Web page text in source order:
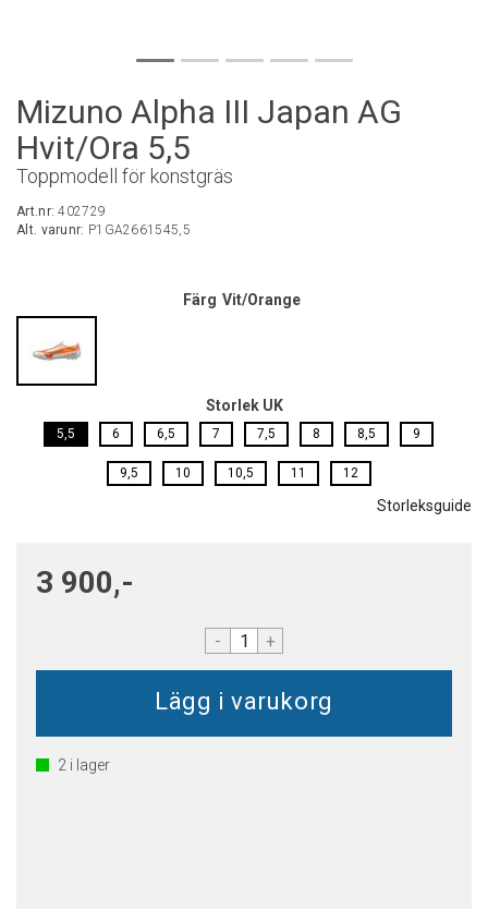
Mizuno Alpha III Japan AG
Hvit/Ora 5,5
Toppmodell för konstgräs
Art.nr:402729
Alt. varunr: P1GA2661545,5
Färg Vit/Orange
Storlek UK
5,5 6 6,5 7 7,5 8 8,5 9
9,5 10 10,5 11 12
Storleksguide
3 900,-
- +
2 i lager